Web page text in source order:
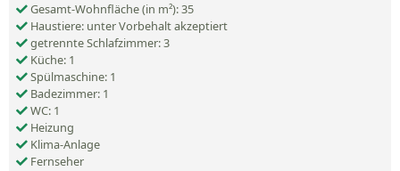
Gesamt-Wohnfläche (in m²): 35
Haustiere: unter Vorbehalt akzeptiert
getrennte Schlafzimmer: 3
Küche: 1
Spülmaschine: 1
Badezimmer: 1
WC: 1
Heizung
Klima-Anlage
Fernseher